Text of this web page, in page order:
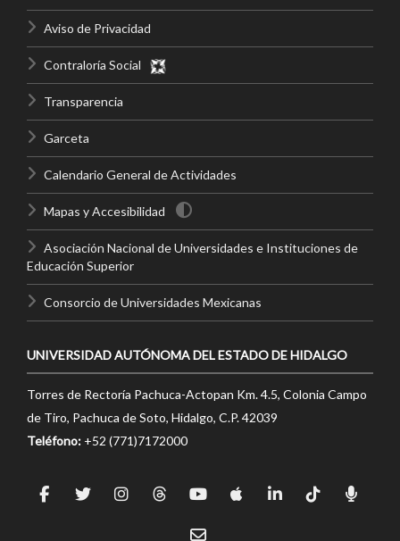
Aviso de Privacidad
Contraloría Social
Transparencia
Garceta
Calendario General de Actividades
Mapas y Accesibilidad
Asociación Nacional de Universidades e Instituciones de
Educación Superior
Consorcio de Universidades Mexicanas
UNIVERSIDAD AUTÓNOMA DEL ESTADO DE HIDALGO
Torres de Rectoría Pachuca-Actopan Km. 4.5, Colonia Campo
de Tiro, Pachuca de Soto, Hidalgo, C.P. 42039
Teléfono: +52 (771)7172000